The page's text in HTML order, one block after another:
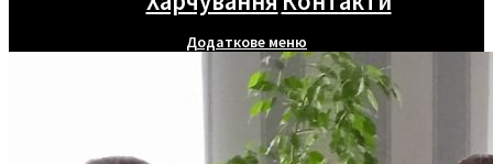
Додаткове меню